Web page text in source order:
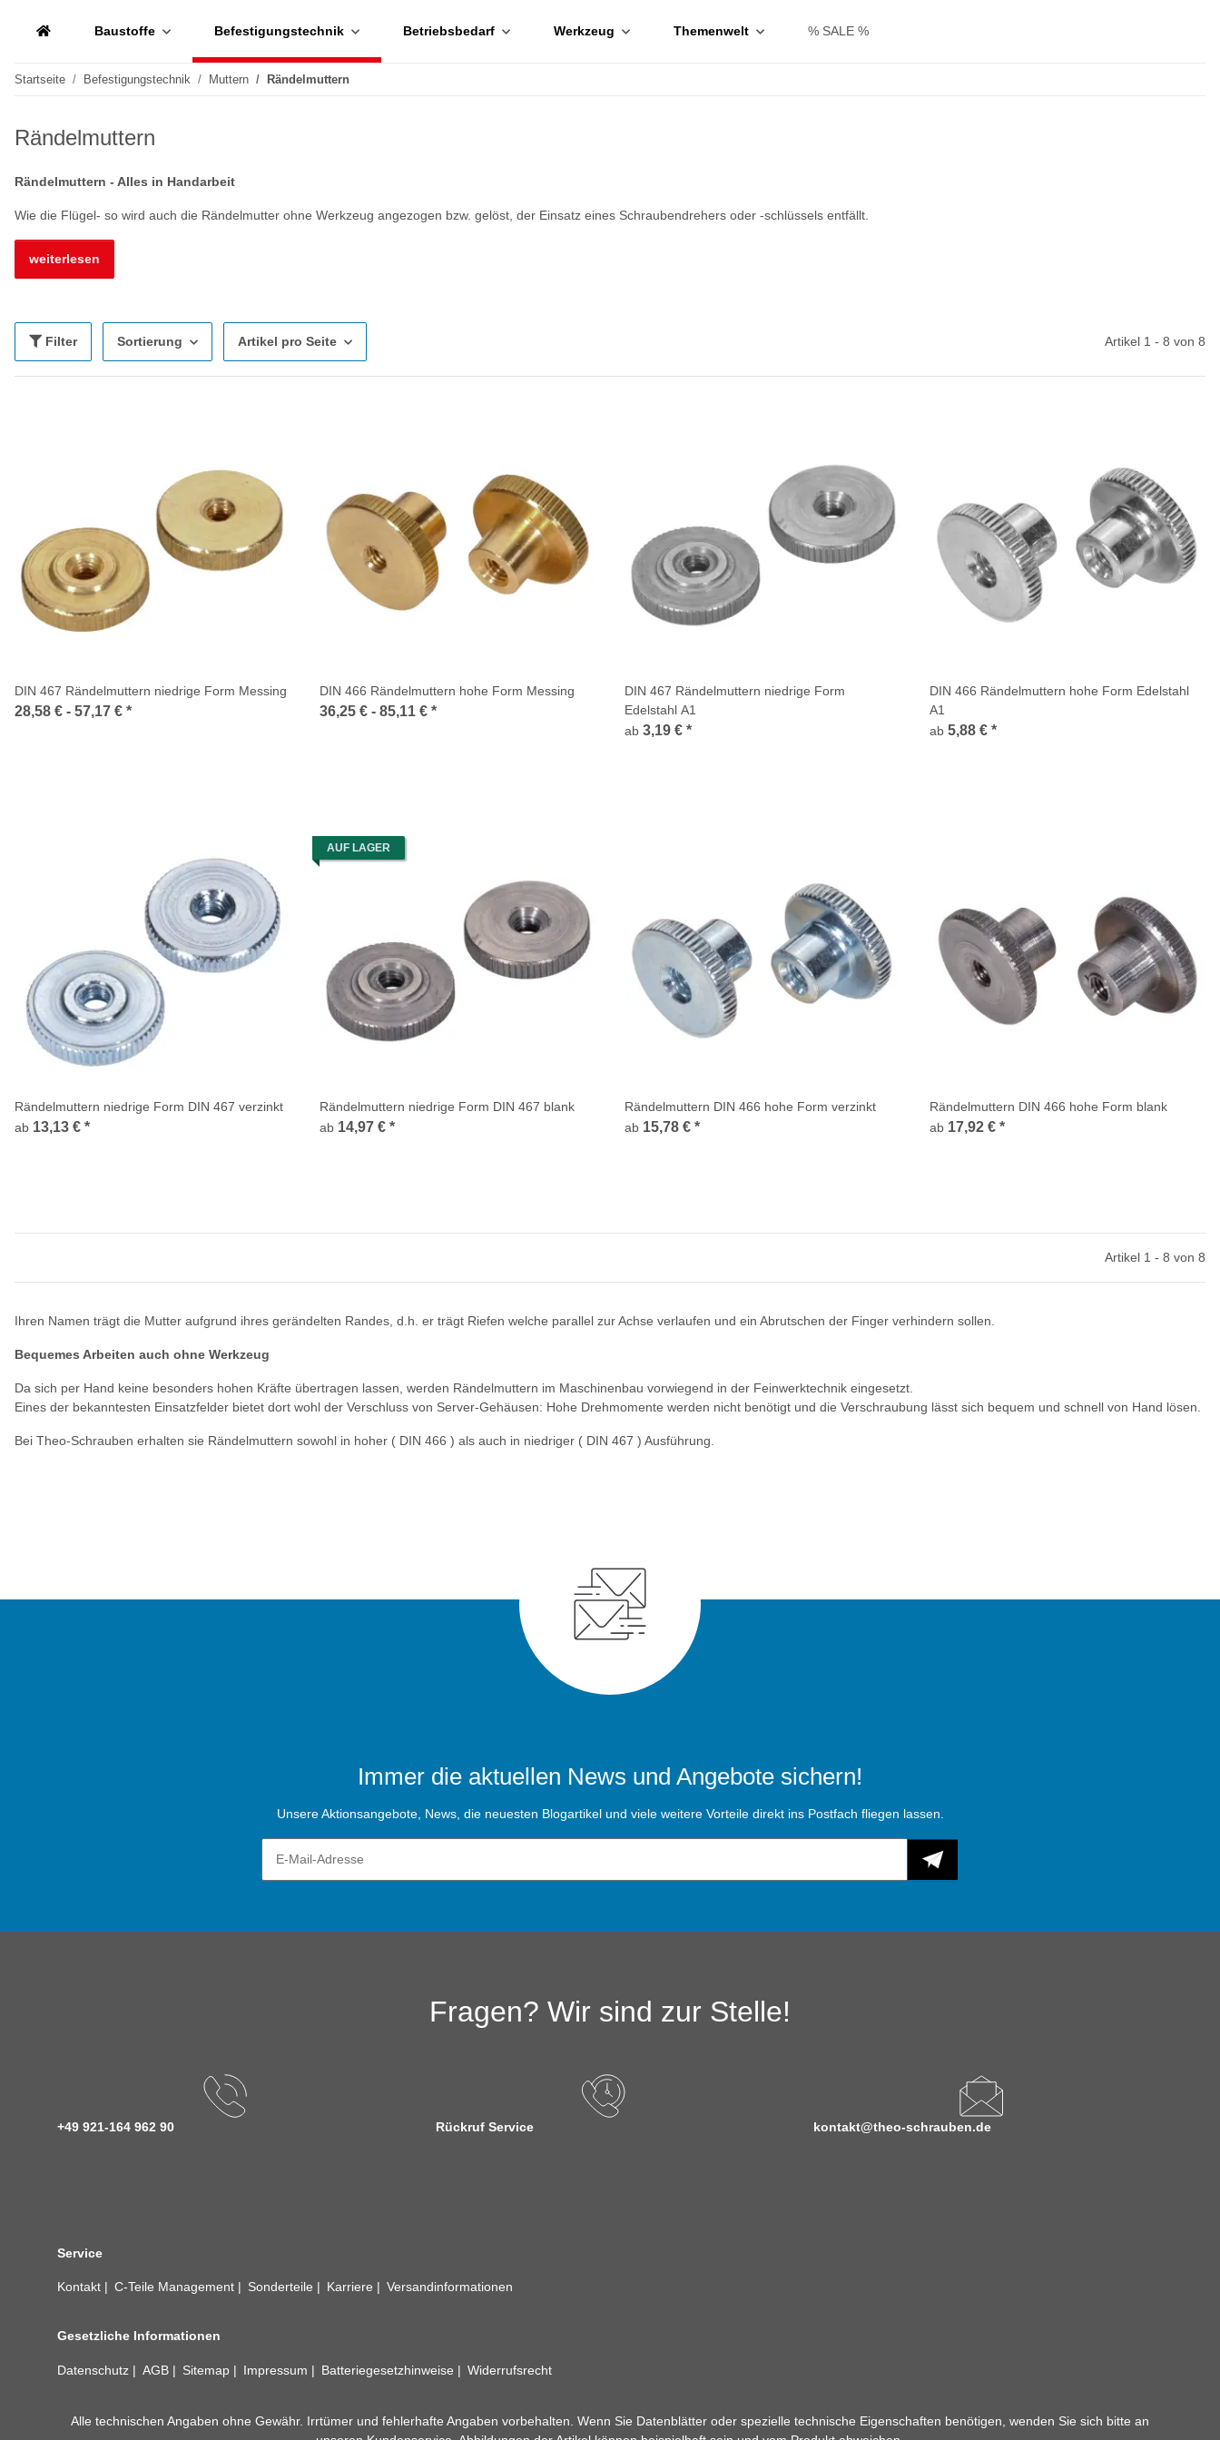
Baustoffe Befestigungstechnik Betriebsbedarf Werkzeug Themenwelt % SALE %
Startseite Befestigungstechnik Muttern Rändelmuttern
Rändelmuttern
Rändelmuttern - Alles in Handarbeit
Wie die Flügel- so wird auch die Rändelmutter ohne Werkzeug angezogen bzw. gelöst, der Einsatz eines Schraubendrehers oder -schlüssels entfällt.
weiterlesen
Filter Sortierung Artikel pro Seite Artikel 1 - 8 von 8
DIN 467 Rändelmuttern niedrige Form Messing
28,58 € - 57,17 € *
DIN 466 Rändelmuttern hohe Form Messing
36,25 € - 85,11 € *
DIN 467 Rändelmuttern niedrige Form
Edelstahl A1
ab 3,19 € *
DIN 466 Rändelmuttern hohe Form Edelstahl
A1
ab 5,88 € *
Rändelmuttern niedrige Form DIN 467 verzinkt
ab 13,13 € *
AUF LAGER
Rändelmuttern niedrige Form DIN 467 blank
ab 14,97 € *
Rändelmuttern DIN 466 hohe Form verzinkt
ab 15,78 € *
Rändelmuttern DIN 466 hohe Form blank
ab 17,92 € *
Artikel 1 - 8 von 8
Ihren Namen trägt die Mutter aufgrund ihres gerändelten Randes, d.h. er trägt Riefen welche parallel zur Achse verlaufen und ein Abrutschen der Finger verhindern sollen.
Bequemes Arbeiten auch ohne Werkzeug
Da sich per Hand keine besonders hohen Kräfte übertragen lassen, werden Rändelmuttern im Maschinenbau vorwiegend in der Feinwerktechnik eingesetzt.
Eines der bekanntesten Einsatzfelder bietet dort wohl der Verschluss von Server-Gehäusen: Hohe Drehmomente werden nicht benötigt und die Verschraubung lässt sich bequem und schnell von Hand lösen.
Bei Theo-Schrauben erhalten sie Rändelmuttern sowohl in hoher ( DIN 466 ) als auch in niedriger ( DIN 467 ) Ausführung.
Immer die aktuellen News und Angebote sichern!
Unsere Aktionsangebote, News, die neuesten Blogartikel und viele weitere Vorteile direkt ins Postfach fliegen lassen.
Fragen? Wir sind zur Stelle!
+49 921-164 962 90 Rückruf Service kontakt@theo-schrauben.de
Service
Kontakt C-Teile Management Sonderteile Karriere Versandinformationen
Gesetzliche Informationen
Datenschutz AGB Sitemap Impressum Batteriegesetzhinweise Widerrufsrecht
Alle technischen Angaben ohne Gewähr. Irrtümer und fehlerhafte Angaben vorbehalten. Wenn Sie Datenblätter oder spezielle technische Eigenschaften benötigen, wenden Sie sich bitte an